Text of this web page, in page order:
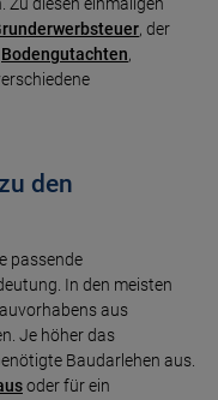
, der
Bodengutachten,
den
passende
In den meisten
aus
Je höher das
Baudarlehen aus.
oder für ein